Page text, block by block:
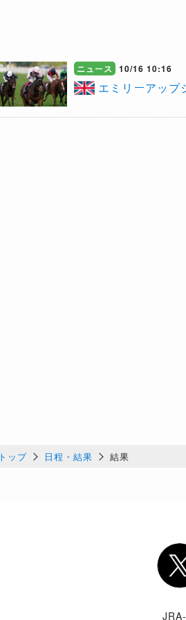
ニュース 10/16 10:16
エミリーアップ
トップ 日程・結果 結果
Twitter